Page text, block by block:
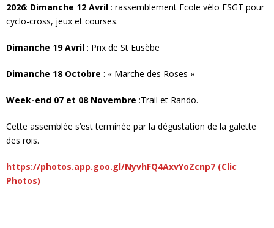
2026: Dimanche 12 Avril : rassemblement Ecole vélo FSGT pour
cyclo-cross, jeux et courses.
Dimanche 19 Avril : Prix de St Eusèbe
Dimanche 18 Octobre : « Marche des Roses »
Week-end 07 et 08 Novembre :Trail et Rando.
Cette assemblée s’est terminée par la dégustation de la galette
des rois.
https://photos.app.goo.gl/NyvhFQ4AxvYoZcnp7 (Clic
Photos)